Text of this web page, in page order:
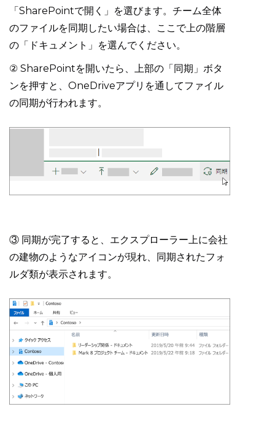
「SharePointで開く」を選びます。チーム全体
のファイルを同期したい場合は、ここで上の階層
の「ドキュメント」を選んでください。
② SharePointを開いたら、上部の「同期」ボタ
ンを押すと、OneDriveアプリを通してファイル
の同期が行われます。
③ 同期が完了すると、エクスプローラー上に会社
の建物のようなアイコンが現れ、同期されたフォ
ルダ類が表示されます。